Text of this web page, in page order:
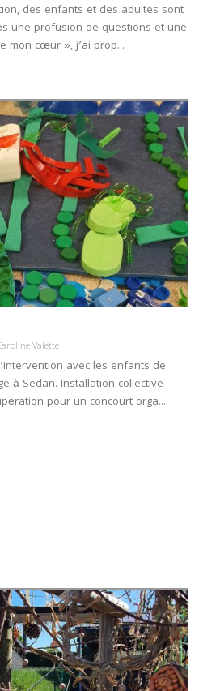
des enfants et des adultes sont
une profusion de questions et une
mon cœur », j’ai prop...
Valette
avec les enfants de
à Sedan. Installation collective
pour un concourt orga...